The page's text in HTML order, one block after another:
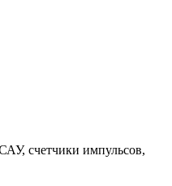
счетчики импульсов,